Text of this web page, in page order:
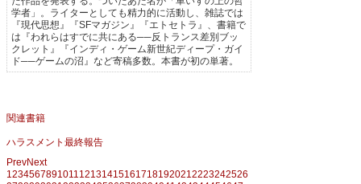
学者」。ライターとしても精力的に活動し、雑誌では
『現代思想』『SFマガジン』『エトセトラ』、書籍で
は『われらはすでに共にある──反トランス差別ブッ
クレット』『インディ・ゲーム新世紀ディープ・ガイ
ド──ゲームの沼』など寄稿多数。本書が初の単著。
関連書籍
ハラスメント最終報告
PrevNext
1234567891011121314151617181920212223242526